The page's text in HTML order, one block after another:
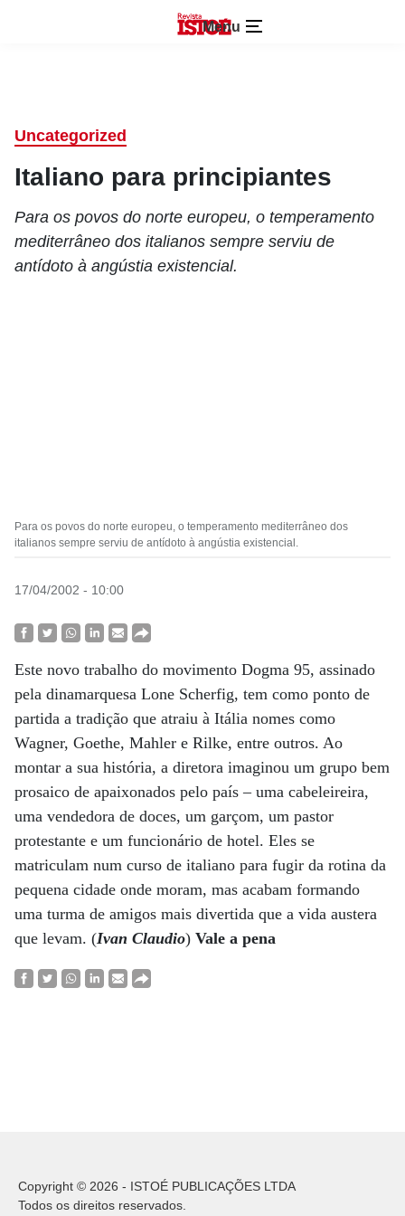
Menu
Uncategorized
Italiano para principiantes
Para os povos do norte europeu, o temperamento
mediterrâneo dos italianos sempre serviu de
antídoto à angústia existencial.
Para os povos do norte europeu, o temperamento mediterrâneo dos
italianos sempre serviu de antídoto à angústia existencial.
17/04/2002 - 10:00
Este novo trabalho do movimento Dogma 95, assinado
pela dinamarquesa Lone Scherfig, tem como ponto de
partida a tradição que atraiu à Itália nomes como
Wagner, Goethe, Mahler e Rilke, entre outros. Ao
montar a sua história, a diretora imaginou um grupo bem
prosaico de apaixonados pelo país – uma cabeleireira,
uma vendedora de doces, um garçom, um pastor
protestante e um funcionário de hotel. Eles se
matriculam num curso de italiano para fugir da rotina da
pequena cidade onde moram, mas acabam formando
uma turma de amigos mais divertida que a vida austera
que levam. (Ivan Claudio) Vale a pena
Copyright © 2026 - ISTOÉ PUBLICAÇÕES LTDA
Todos os direitos reservados.